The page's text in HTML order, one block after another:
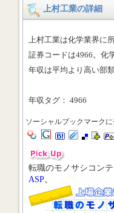
上村工業の詳細
上村工業は化学業界に
証券コードは4966。化
年収は平均より高い部類
年収タグ： 4966
ソーシャルブックマーク
転職のモノサシコン
ASP。